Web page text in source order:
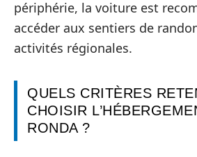
périphérie, la voiture est
accéder aux sentiers de
activités régionales.
QUELS CRITÈRES
CHOISIR
RONDA ?